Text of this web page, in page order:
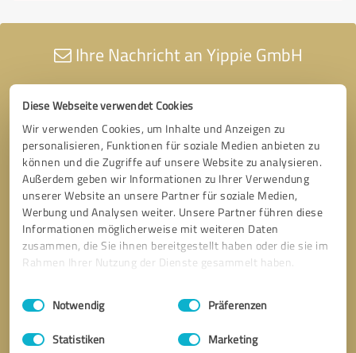
Diese Webseite verwendet Cookies
Wir verwenden Cookies, um Inhalte und Anzeigen zu
personalisieren, Funktionen für soziale Medien anbieten zu
können und die Zugriffe auf unsere Website zu analysieren.
Außerdem geben wir Informationen zu Ihrer Verwendung
unserer Website an unsere Partner für soziale Medien,
Werbung und Analysen weiter. Unsere Partner führen diese
Informationen möglicherweise mit weiteren Daten
zusammen, die Sie ihnen bereitgestellt haben oder die sie im
Rahmen Ihrer Nutzung der Dienste gesammelt haben.
Impressum Datenschutzbestimmungen
Einwilligungsauswahl
Notwendig Präferenzen
Statistiken Marketing
Ihre Nachricht an Yippie GmbH